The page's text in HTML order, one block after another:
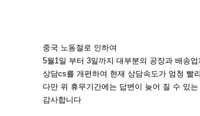
중국 노동절로 인하여
5월1일 부터 3일까지 대부분의 공장과 배송
상담cs를 개편하여 현재 상담속도가 엄청 빨
다만 위 휴무기간에는 답변이 늦어 질 수 있
감사합니다